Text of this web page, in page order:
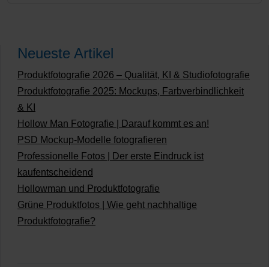
Neueste Artikel
Produktfotografie 2026 – Qualität, KI & Studiofotografie
Produktfotografie 2025: Mockups, Farbverbindlichkeit
& KI
Hollow Man Fotografie | Darauf kommt es an!
PSD Mockup-Modelle fotografieren
Professionelle Fotos | Der erste Eindruck ist
kaufentscheidend
Hollowman und Produktfotografie
Grüne Produktfotos | Wie geht nachhaltige
Produktfotografie?